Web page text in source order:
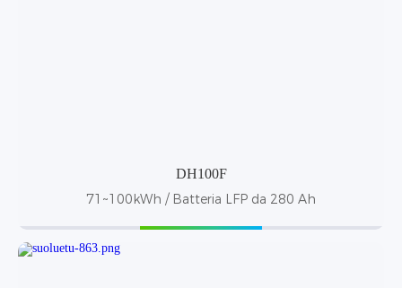
DH100F
71~100kWh / Batteria LFP da 280 Ah